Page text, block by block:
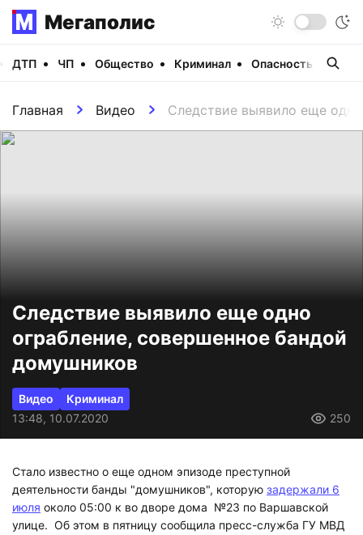
Мегаполис
ДТП ЧП Общество Криминал Опасность
Главная Видео Следствие выявило еще
Следствие выявило еще одно
ограбление, совершенное бандой
домушников
Видео
Криминал
13:48, 10.07.2020
250
Стало известно о еще одном эпизоде преступной
деятельности банды "домушников", которую задержали 6
июля около 05:00 к во дворе дома №23 по Варшавской
улице. Об этом в пятницу сообщила пресс-служба ГУ МВД